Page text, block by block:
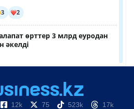
12k 75 523k 17k